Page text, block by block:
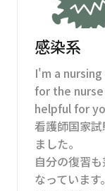
感染系
I'm a
for the
helpful for
看護師国家
ました。
自分の復習
なっています。